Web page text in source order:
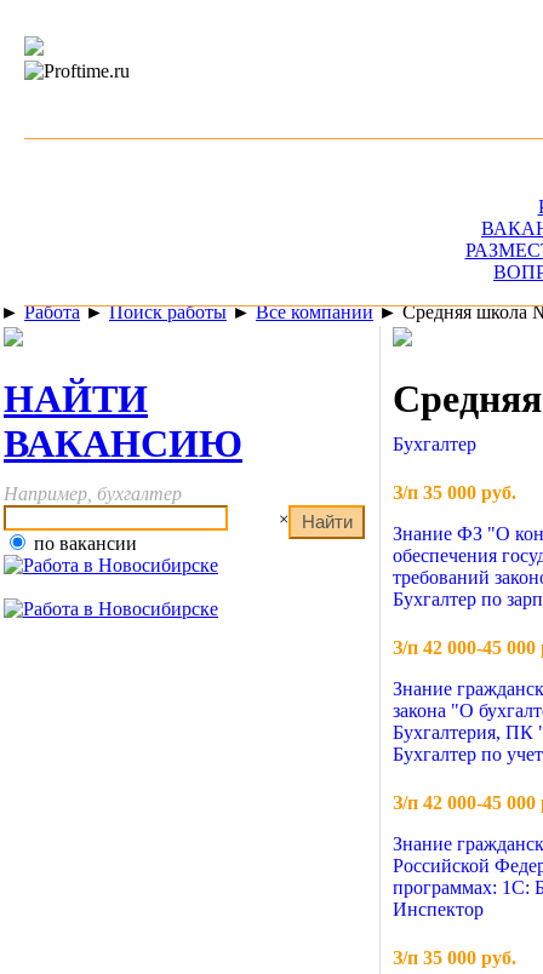
► Работа►Поиск работы►Все компании►Средняя школа
НАЙТИ
ВАКАНСИЮ
Например, бухгалтер
×
по вакансии
Бухгалтер
З/п 35 000 руб.
Знание ФЗ "О
обеспечения
требований
Бухгалтер по
З/п 42 000-45 000
Знание
закона "О
Бухгалтерия, ПК
Бухгалтер по
З/п 42 000-45 000
Знание
Российской
программах: 1С:
Инспектор
З/п 35 000 руб.